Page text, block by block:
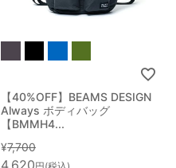
【40%OFF】BEAMS DESIGN
Always ボディバッグ
【BMMH4...
¥7,700